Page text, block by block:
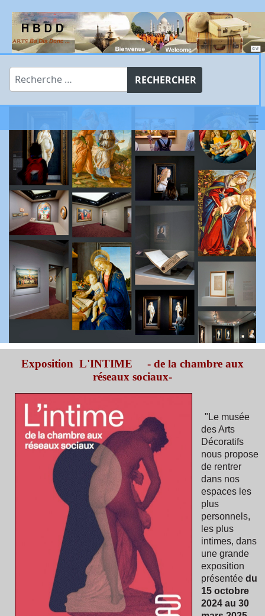
Rechercher
RECHERCHER
≡
Exposition L'INTIME - de la chambre aux
réseaux sociaux-
"Le musée
des Arts
Décoratifs
nous propose
de rentrer
dans nos
espaces les
plus
personnels,
les plus
intimes, dans
une grande
exposition
présentée du
15 octobre
2024 au 30